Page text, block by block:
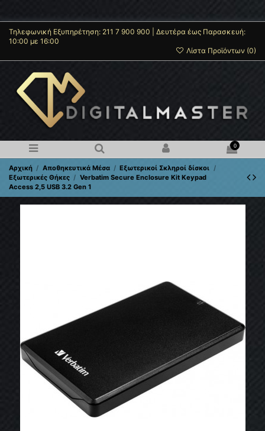
Τηλεφωνική Εξυπηρέτηση: 211 7 900 900 | Δευτέρα έως Παρασκευή:
10:00 με 16:00
Λίστα Προϊόντων (0)
0
Αρχική Αποθηκευτικά Μέσα
Εξωτερικοί Σκληροί δίσκοι
Εξωτερικές Θήκες
Verbatim Secure Enclosure Kit Keypad
Access 2,5 USB 3.2 Gen 1